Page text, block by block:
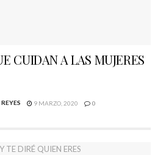
CUIDAN A LAS MUJERES
9 MARZO, 2020 0